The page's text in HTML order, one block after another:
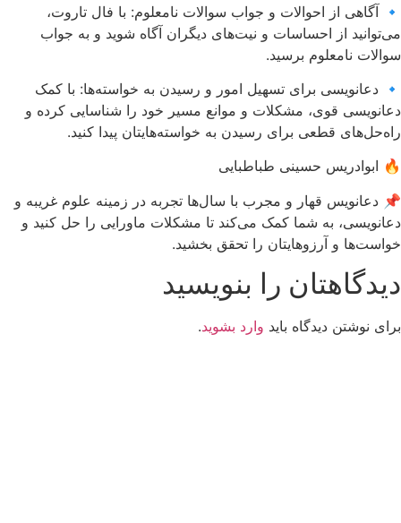
🔹 آگاهی از احوالات و جواب سوالات نامعلوم: با فال تاروت،
می‌توانید از احساسات و نیت‌های دیگران آگاه شوید و به جواب
سوالات نامعلوم برسید.
🔹 دعانویسی برای تسهیل امور و رسیدن به خواسته‌ها: با کمک
دعانویسی قوی، مشکلات و موانع مسیر خود را شناسایی کرده و
راه‌حل‌های قطعی برای رسیدن به خواسته‌هایتان پیدا کنید.
🔥 ابوادریس حسینی طباطبایی
📌 دعانویس قهار و مجرب با سال‌ها تجربه در زمینه علوم غریبه و
دعانویسی، به شما کمک می‌کند تا مشکلات ماورایی را حل کنید و
خواست‌ها و آرزوهایتان را تحقق بخشید.
دیدگاهتان را بنویسید
برای نوشتن دیدگاه باید وارد بشوید.